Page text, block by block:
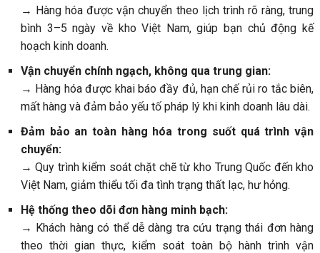
→ Hàng hóa được vận chuyển theo lịch trình rõ ràng, trung
bình 3–5 ngày về kho Việt Nam, giúp bạn chủ động kế
hoạch kinh doanh.
Vận chuyển chính ngạch, không qua trung gian:
→ Hàng hóa được khai báo đầy đủ, hạn chế rủi ro tắc biên,
mất hàng và đảm bảo yếu tố pháp lý khi kinh doanh lâu dài.
Đảm bảo an toàn hàng hóa trong suốt quá trình vận
chuyển:
→ Quy trình kiểm soát chặt chẽ từ kho Trung Quốc đến kho
Việt Nam, giảm thiểu tối đa tình trạng thất lạc, hư hỏng.
Hệ thống theo dõi đơn hàng minh bạch:
→ Khách hàng có thể dễ dàng tra cứu trạng thái đơn hàng
theo thời gian thực, kiểm soát toàn bộ hành trình vận